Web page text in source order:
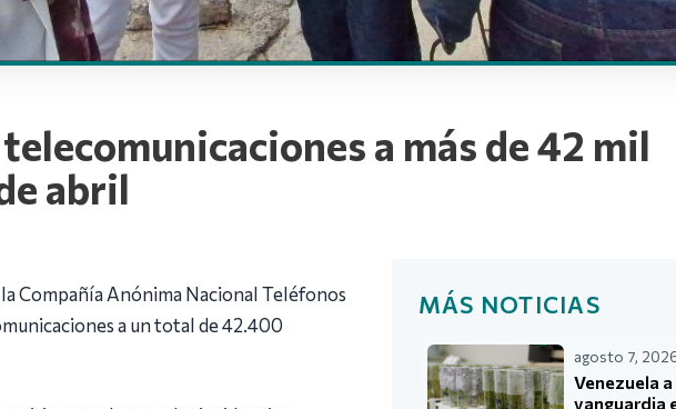
a más de 42 mil
abril
Compañía Anónima Nacional Teléfonos
a un total de 42.400
MÁS NOTICIAS
agosto 7,
Venezuela a
vanguardia